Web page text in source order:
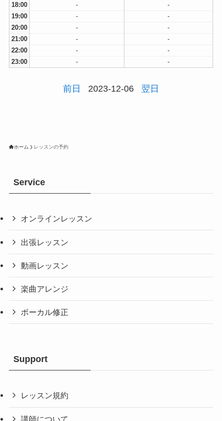
18:00
-
-
19:00
-
-
20:00
-
-
21:00
-
-
22:00
-
-
23:00
- -
前日 2023-12-06 翌日
ホーム レッスンの予約
Service
オンラインレッスン
出張レッスン
動画レッスン
楽曲アレンジ
ボーカル修正
Support
レッスン規約
講師について